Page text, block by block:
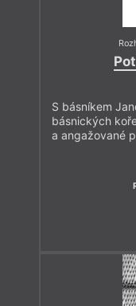
S básníkem
básnických
a angažované